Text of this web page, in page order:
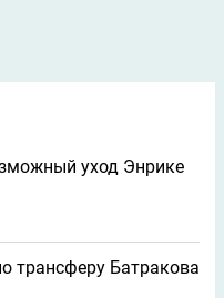
уход Энрике
трансферу Батракова